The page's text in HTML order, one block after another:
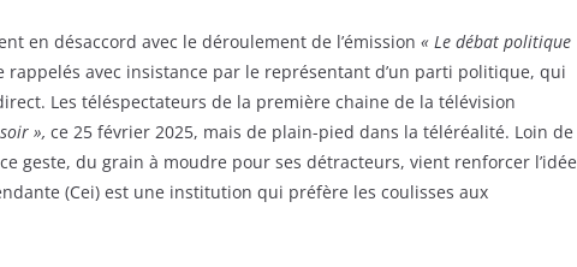
en désaccord avec le déroulement de l’émission « Le débat politique
rappelés avec insistance par le représentant d’un parti politique, qui
Les téléspectateurs de la première chaine de la télévision
», ce 25 février 2025, mais de plain-pied dans la téléréalité. Loin de
geste, du grain à moudre pour ses détracteurs, vient renforcer l’idée
(Cei) est une institution qui préfère les coulisses aux